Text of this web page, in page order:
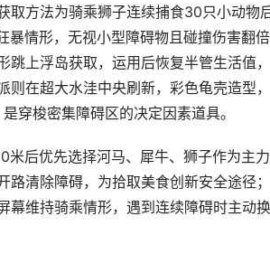
取方法为骑乘狮子连续捕食30只小动物
情形，无视小型障碍物且碰撞伤害翻
跳上浮岛获取，运用后恢复半管生活值
在超大水洼中央刷新，彩色龟壳造型
穿梭密集障碍区的决定因素道具。
后优先选择河马、犀牛、狮子作为主
路清除障碍，为拾取美食创新安全途径
幕维持骑乘情形，遇到连续障碍时主动